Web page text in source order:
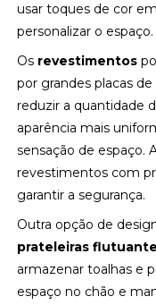
usar toques de cor
personalizar o espaço.
Os revestimentos
por grandes placas
reduzir a quantidade
aparência mais
sensação de espaço.
revestimentos com
garantir a segurança.
Outra opção de
prateleiras
armazenar toalhas e
espaço no chão e